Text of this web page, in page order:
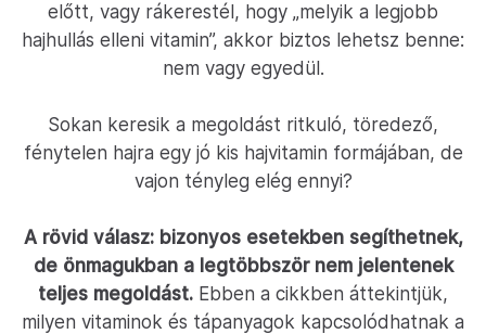
előtt, vagy rákerestél, hogy „melyik a legjobb
hajhullás elleni vitamin”, akkor biztos lehetsz benne:
nem vagy egyedül.
Sokan keresik a megoldást ritkuló, töredező,
fénytelen hajra egy jó kis hajvitamin formájában, de
vajon tényleg elég ennyi?
A rövid válasz: bizonyos esetekben segíthetnek,
de önmagukban a legtöbbször nem jelentenek
teljes megoldást. Ebben a cikkben áttekintjük,
milyen vitaminok és tápanyagok kapcsolódhatnak a